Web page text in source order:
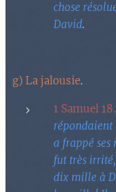
chose
David.
g) La jalousie.
1 Samuel
répondaient
a frappé
fut très
dix mille à